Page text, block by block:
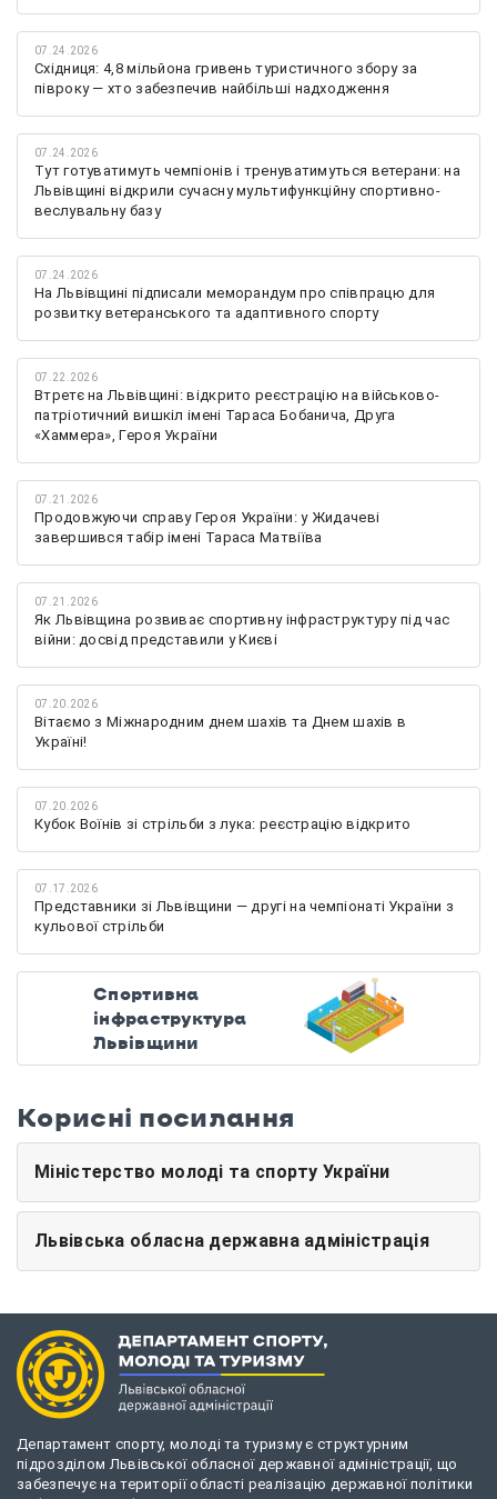
07.24.2026
Східниця: 4,8 мільйона гривень туристичного збору за
півроку — хто забезпечив найбільші надходження
07.24.2026
Тут готуватимуть чемпіонів і тренуватимуться ветерани: на
Львівщині відкрили сучасну мультифункційну спортивно-
веслувальну базу
07.24.2026
На Львівщині підписали меморандум про співпрацю для
розвитку ветеранського та адаптивного спорту
07.22.2026
Втретє на Львівщині: відкрито реєстрацію на військово-
патріотичний вишкіл імені Тараса Бобанича, Друга
«Хаммера», Героя України
07.21.2026
Продовжуючи справу Героя України: у Жидачеві
завершився табір імені Тараса Матвіїва
07.21.2026
Як Львівщина розвиває спортивну інфраструктуру під час
війни: досвід представили у Києві
07.20.2026
Вітаємо з Міжнародним днем шахів та Днем шахів в
Україні!
07.20.2026
Кубок Воїнів зі стрільби з лука: реєстрацію відкрито
07.17.2026
Представники зі Львівщини — другі на чемпіонаті України з
кульової стрільби
Спортивна
інфраструктура
Львівщини
Корисні посилання
Міністерство молоді та спорту України
Львівська обласна державна адміністрація
Департамент спорту, молоді та туризму є структурним
підрозділом Львівської обласної державної адміністрації, що
забезпечує на території області реалізацію державної політики